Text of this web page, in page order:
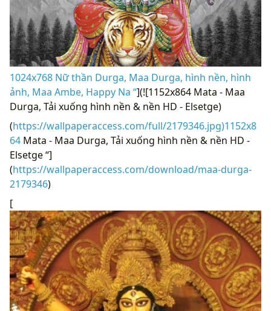
1024x768 Nữ thần Durga, Maa Durga, hình nền, hình
ảnh, Maa Ambe, Happy Na “](![1152x864 Mata - Maa
Durga, Tải xuống hình nền & nền HD - Elsetge)
(https://wallpaperaccess.com/full/2179346.jpg)1152x8
64 Mata - Maa Durga, Tải xuống hình nền & nền HD -
Elsetge “]
(https://wallpaperaccess.com/download/maa-durga-
2179346)
[